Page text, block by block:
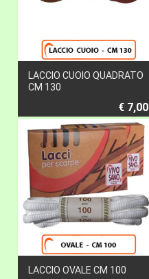
LACCIO CUOIO QUADRATO
CM 130
€ 7,00
LACCIO OVALE CM 100